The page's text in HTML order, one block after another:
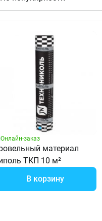
Онлайн-заказ
материал
ТКП 10 м²
В корзину